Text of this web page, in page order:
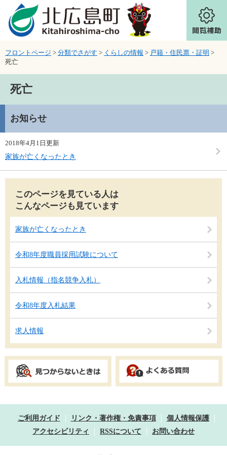
ページの先頭です。
メニューを飛ばして本文へ
フロントページ > 分類でさがす > くらしの情報 > 戸籍・住民票・証明 >
死亡
死亡
お知らせ
2018年4月1日更新
家族が亡くなったとき
このページを見ている人は
こんなページも見ています
家族が亡くなったとき
令和8年度職員採用試験について
入札情報（指名競争入札）
令和8年度入札結果
求人情報
ご利用ガイド リンク・著作権・免責事項
個人情報保護
アクセシビリティ
RSSについて お問い合わせ